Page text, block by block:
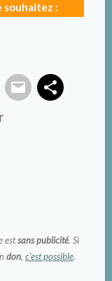
souhaitez :
estsans publicité. Si
don, c’est possible.